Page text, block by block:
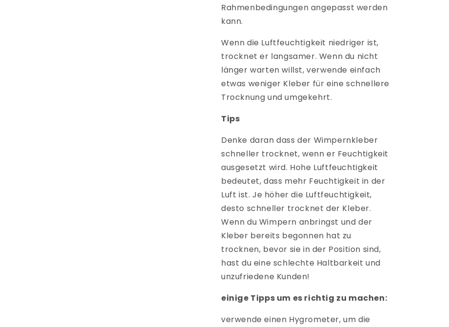
Rahmenbedingungen angepasst werden
kann.
Wenn die Luftfeuchtigkeit niedriger ist,
trocknet er langsamer. Wenn du nicht
länger warten willst, verwende einfach
etwas weniger Kleber für eine schnellere
Trocknung und umgekehrt.
Tips
Denke daran dass der Wimpernkleber
schneller trocknet, wenn er Feuchtigkeit
ausgesetzt wird. Hohe Luftfeuchtigkeit
bedeutet, dass mehr Feuchtigkeit in der
Luft ist. Je höher die Luftfeuchtigkeit,
desto schneller trocknet der Kleber.
Wenn du Wimpern anbringst und der
Kleber bereits begonnen hat zu
trocknen, bevor sie in der Position sind,
hast du eine schlechte Haltbarkeit und
unzufriedene Kunden!
einige Tipps um es richtig zu machen:
verwende einen Hygrometer, um die